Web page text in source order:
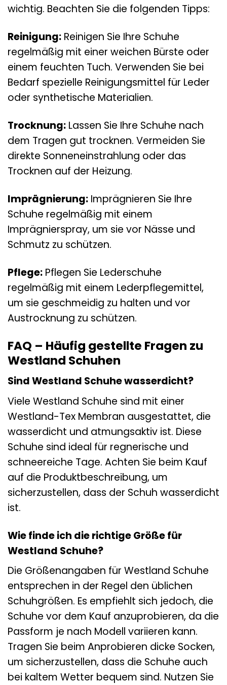
wichtig. Beachten Sie die folgenden Tipps:
Reinigung: Reinigen Sie Ihre Schuhe
regelmäßig mit einer weichen Bürste oder
einem feuchten Tuch. Verwenden Sie bei
Bedarf spezielle Reinigungsmittel für Leder
oder synthetische Materialien.
Trocknung: Lassen Sie Ihre Schuhe nach
dem Tragen gut trocknen. Vermeiden Sie
direkte Sonneneinstrahlung oder das
Trocknen auf der Heizung.
Imprägnierung: Imprägnieren Sie Ihre
Schuhe regelmäßig mit einem
Imprägnierspray, um sie vor Nässe und
Schmutz zu schützen.
Pflege: Pflegen Sie Lederschuhe
regelmäßig mit einem Lederpflegemittel,
um sie geschmeidig zu halten und vor
Austrocknung zu schützen.
FAQ – Häufig gestellte Fragen zu
Westland Schuhen
Sind Westland Schuhe wasserdicht?
Viele Westland Schuhe sind mit einer
Westland-Tex Membran ausgestattet, die
wasserdicht und atmungsaktiv ist. Diese
Schuhe sind ideal für regnerische und
schneereiche Tage. Achten Sie beim Kauf
auf die Produktbeschreibung, um
sicherzustellen, dass der Schuh wasserdicht
ist.
Wie finde ich die richtige Größe für
Westland Schuhe?
Die Größenangaben für Westland Schuhe
entsprechen in der Regel den üblichen
Schuhgrößen. Es empfiehlt sich jedoch, die
Schuhe vor dem Kauf anzuprobieren, da die
Passform je nach Modell variieren kann.
Tragen Sie beim Anprobieren dicke Socken,
um sicherzustellen, dass die Schuhe auch
bei kaltem Wetter bequem sind. Nutzen Sie